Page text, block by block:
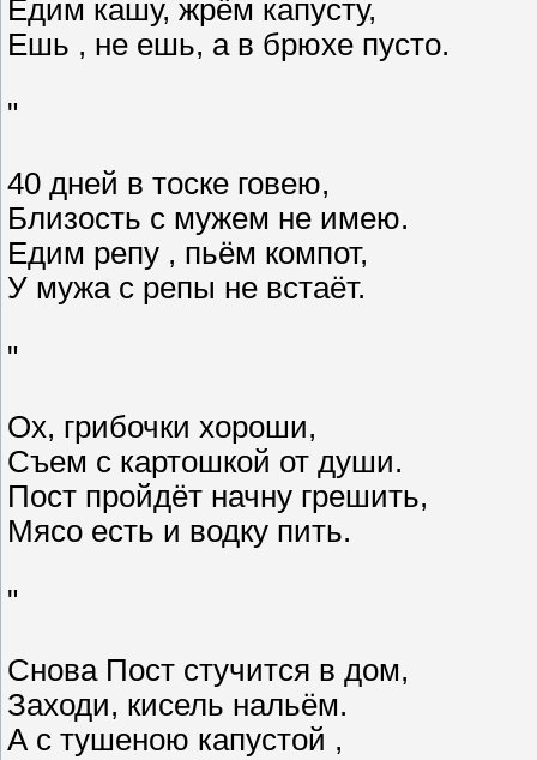
Едим кашу, жрём капусту,
Ешь , не ешь, а в брюхе пусто.
"
40 дней в тоске говею,
Близость с мужем не имею.
Едим репу , пьём компот,
У мужа с репы не встаёт.
"
Ох, грибочки хороши,
Съем с картошкой от души.
Пост пройдёт начну грешить,
Мясо есть и водку пить.
"
Снова Пост стучится в дом,
Заходи, кисель нальём.
А с тушеною капустой ,